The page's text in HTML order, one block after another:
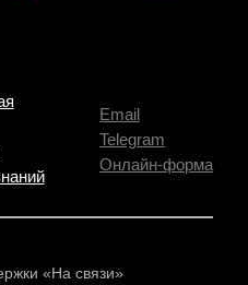
Email
Telegram
Онлайн-форма
«На связи»